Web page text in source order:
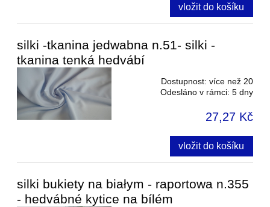
vložit do košíku
silki -tkanina jedwabna n.51- silki -
tkanina tenká hedvábí
Dostupnost: více než 20
Odesláno v rámci: 5 dny
27,27 Kč
vložit do košíku
silki bukiety na białym - raportowa n.355
- hedvábné kytice na bílém